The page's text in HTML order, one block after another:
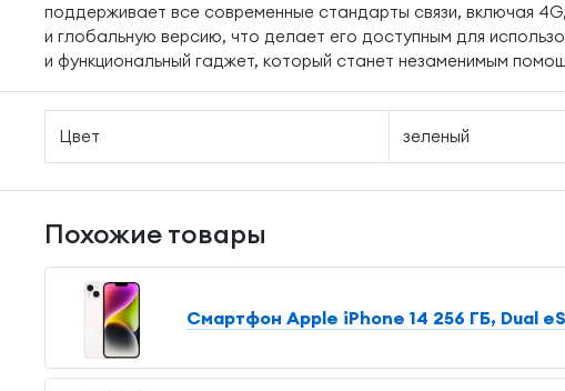
поддерживает все современные стандарты связи, включая
и глобальную версию, что делает его доступным для
и функциональный гаджет, который станет незаменимым
Цвет зеленый
Похожие товары
Смартфон Apple iPhone 14 256 ГБ, Dual